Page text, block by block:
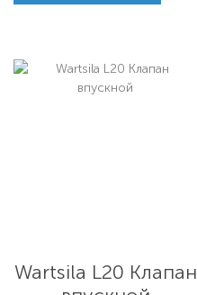
Wartsila L20 Клапан